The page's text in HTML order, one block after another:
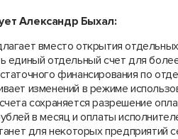
Александр Быхал:
вместо открытия
единый отдельный счет для
финансирования по
изменений в режиме
сохраняется разрешение
в месяц и оплаты
для некоторых предприятий